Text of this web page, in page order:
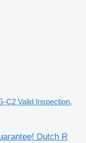
C2 Valid Inspection,
Dutch R